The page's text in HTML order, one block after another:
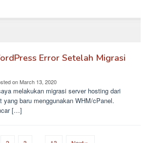
Error Setelah Migrasi
onMarch 13, 2020
melakukan migrasi server hosting dari
baru menggunakan WHM/cPanel.
[…]